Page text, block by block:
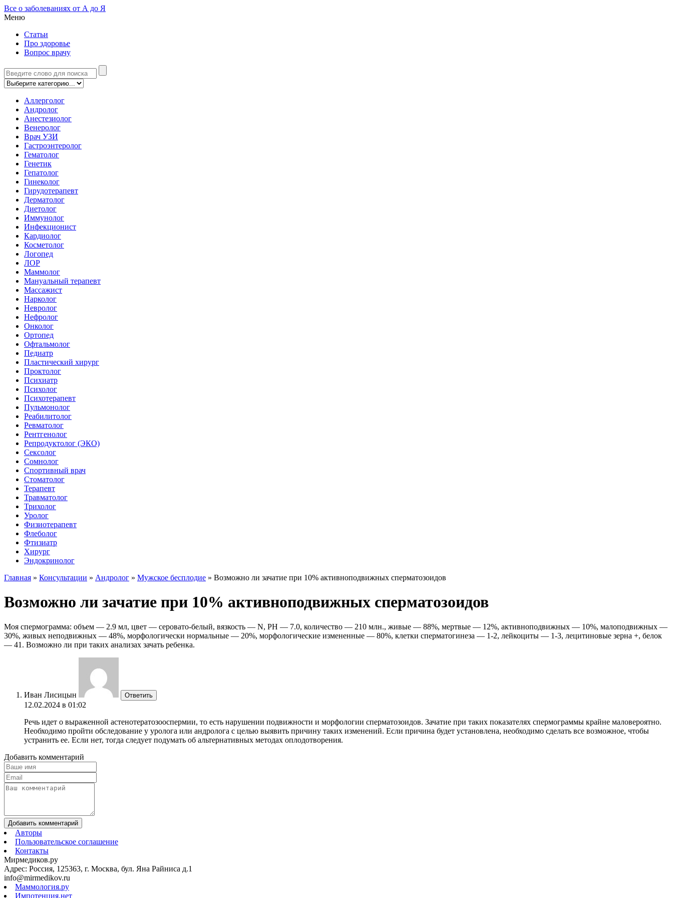
Все о заболеваниях от А до Я
Меню
Статьи
Про здоровье
Вопрос врачу
Аллерголог
Андролог
Анестезиолог
Венеролог
Врач УЗИ
Гастроэнтеролог
Гематолог
Генетик
Гепатолог
Гинеколог
Гирудотерапевт
Дерматолог
Диетолог
Иммунолог
Инфекционист
Кардиолог
Косметолог
Логопед
ЛОР
Маммолог
Мануальный терапевт
Массажист
Нарколог
Невролог
Нефролог
Онколог
Ортопед
Офтальмолог
Педиатр
Пластический хирург
Проктолог
Психиатр
Психолог
Психотерапевт
Пульмонолог
Реабилитолог
Ревматолог
Рентгенолог
Репродуктолог (ЭКО)
Сексолог
Сомнолог
Спортивный врач
Стоматолог
Терапевт
Травматолог
Трихолог
Уролог
Физиотерапевт
Флеболог
Фтизиатр
Хирург
Эндокринолог
Главная » Консультации » Андролог » Мужское бесплодие » Возможно ли зачатие при 10% активноподвижных сперматозоидов
Возможно ли зачатие при 10% активноподвижных сперматозоидов
Моя спермограмма: объем — 2.9 мл, цвет — серовато-белый, вязкость — N, PH — 7.0, количество — 210 млн., живые — 88%, мертвые — 12%, активноподвижных — 10%, малоподвижных —
30%, живых неподвижных — 48%, морфологически нормальные — 20%, морфологические измененные — 80%, клетки сперматогинеза — 1-2, лейкоциты — 1-3, лецитиновые зерна +, белок
— 41. Возможно ли при таких анализах зачать ребенка.
Иван Лисицын Ответить
12.02.2024 в 01:02
Речь идет о выраженной астенотератозооспермии, то есть нарушении подвижности и морфологии сперматозоидов. Зачатие при таких показателях спермограммы крайне маловероятно.
Необходимо пройти обследование у уролога или андролога с целью выявить причину таких изменений. Если причина будет установлена, необходимо сделать все возможное, чтобы
устранить ее. Если нет, тогда следует подумать об альтернативных методах оплодотворения.
Добавить комментарий
Добавить комментарий
Авторы
Пользовательское соглашение
Контакты
Мирмедиков.ру
Адрес: Россия, 125363, г. Москва, бул. Яна Райниса д.1
info@mirmedikov.ru
Маммология.ру
Импотенция.нет